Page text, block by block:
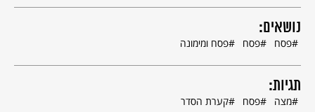
אפיית מצות בכפר חב"ד.
© לשכת העיתונות הממשלתית, מחלקת הצילומים, ירושלים. צילום: נתי הרניק
חג הפסח - חג האביב
נושאים:
פסח פסח פסח ומימונה
תגיות:
מצה פסח קערת הסדר